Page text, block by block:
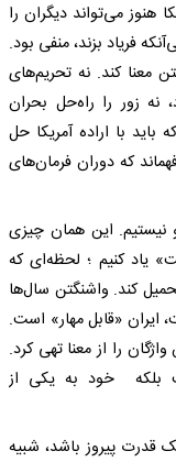
هنوز می‌تواند دیگران را
فریاد بزند، منفی بود.
معنا کند. نه تحریم‌های
نه زور را راه‌حل بحران
باید با اراده آمریکا حل
که دوران فرمان‌های
نیستیم. این همان چیزی
یاد کنیم ؛ لحظه‌ای که
کند. واشنگتن سال‌ها
ایران «قابل مهار» است.
را از معنا تهی کرد.
بلکه خود به یکی از
قدرت پیروز باشد، شبیه